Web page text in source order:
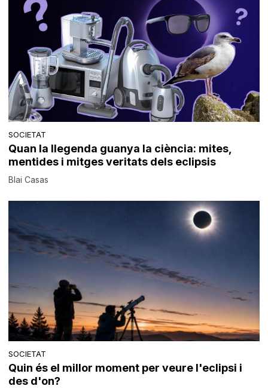
SOCIETAT
Quan la llegenda guanya la ciència: mites,
mentides i mitges veritats dels eclipsis
Blai Casas
SOCIETAT
Quin és el millor moment per veure l'eclipsi i
des d'on?